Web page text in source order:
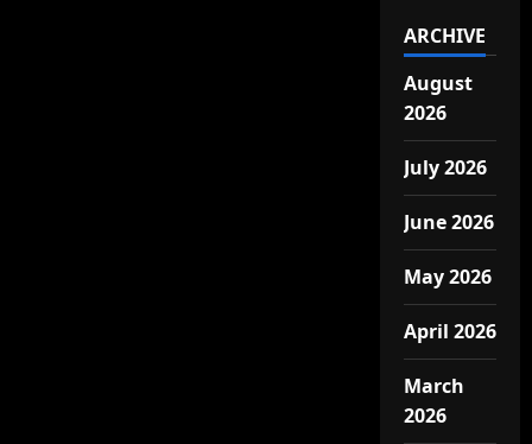
ARCHIVE
August
2026
July 2026
June 2026
May 2026
April 2026
March
2026